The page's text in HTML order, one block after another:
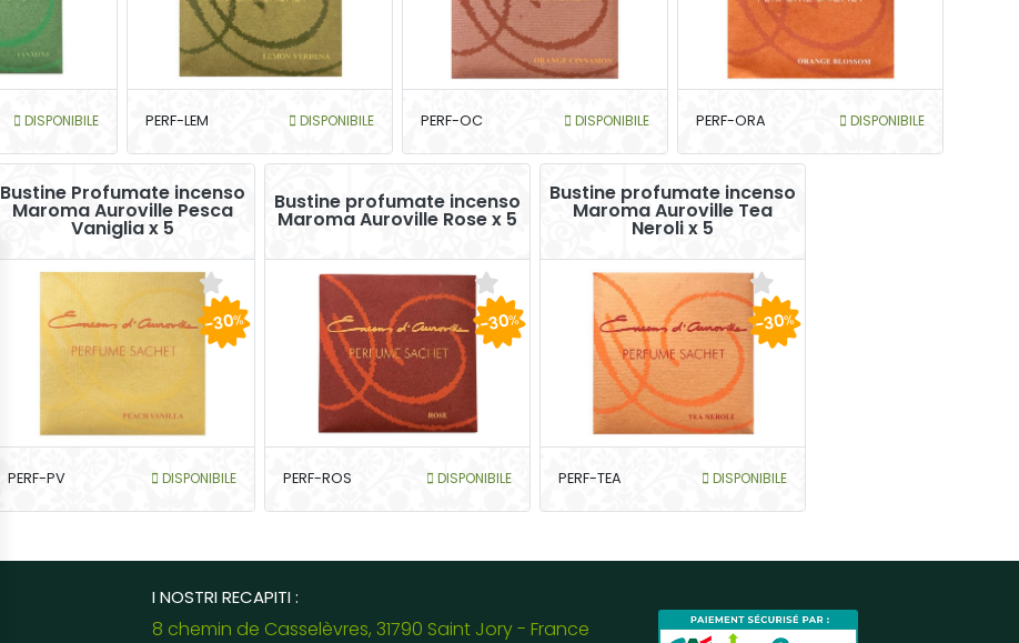
DISPONIBILE PERF-LEM DISPONIBILE PERF-OC DISPONIBILE PERF-ORA DISPONIBILE
Bustine Profumate incenso
Maroma Auroville Pesca
Vaniglia x 5
PERF-PV DISPONIBILE
-30%
Bustine profumate incenso
Maroma Auroville Rose x 5
PERF-ROS DISPONIBILE
-30%
Bustine profumate incenso
Maroma Auroville Tea
Neroli x 5
PERF-TEA DISPONIBILE
-30%
I NOSTRI RECAPITI :
8 chemin de Casselèvres, 31790 Saint Jory - France